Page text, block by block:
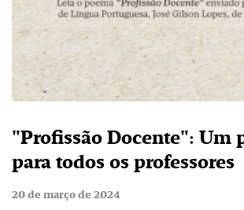
"Profissão Docente": Um
para todos os professores
20 de março de 2024